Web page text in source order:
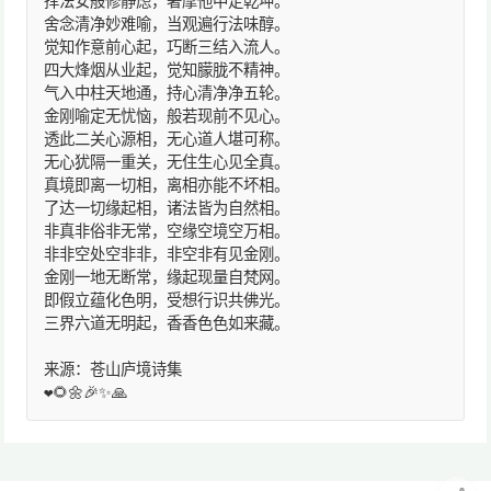
舍念清净妙难喻，当观遍行法味醇。
觉知作意前心起，巧断三结入流人。
四大烽烟从业起，觉知朦胧不精神。
气入中柱天地通，持心清净净五轮。
金刚喻定无忧恼，般若现前不见心。
透此二关心源相，无心道人堪可称。
无心犹隔一重关，无住生心见全真。
真境即离一切相，离相亦能不坏相。
了达一切缘起相，诸法皆为自然相。
非真非俗非无常，空缘空境空万相。
非非空处空非非，非空非有见金刚。
金刚一地无断常，缘起现量自梵网。
即假立蕴化色明，受想行识共佛光。
三界六道无明起，香香色色如来藏。
来源：苍山庐境诗集
❤️🌻🌼🎉✨🙏